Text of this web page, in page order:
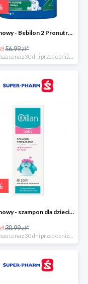
Hit cenowy - Bebilon 2 Pronutra-Advance
56.99 zł*
Hit cenowy - szampon dla dzieci Oillan Baby
30.99 zł*
*najniższa cena z 30 dni przed obniżką